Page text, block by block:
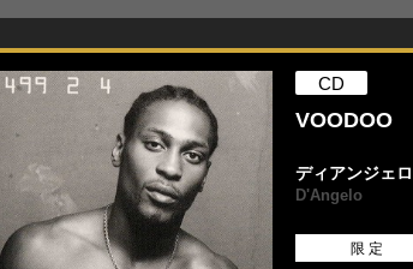
CD
VOODOO
ディアンジェロ
D'Angelo
限 定